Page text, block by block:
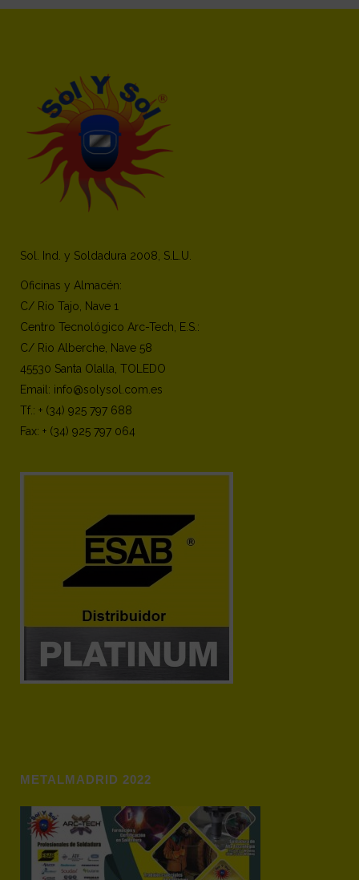
Sol. Ind. y Soldadura 2008, S.L.U.
Oficinas y Almacén:
C/ Rio Tajo, Nave 1
Centro Tecnológico Arc-Tech, E.S.:
C/ Rio Alberche, Nave 58
45530 Santa Olalla, TOLEDO
Email: info@solysol.com.es
Tf.: + (34) 925 797 688
Fax: + (34) 925 797 064
METALMADRID 2022